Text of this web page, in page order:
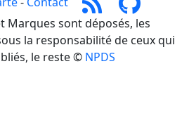
Marques sont déposés, les
la responsabilité de ceux qui
le reste © NPDS